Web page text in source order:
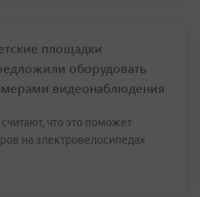
площадки
оборудовать
видеонаблюдения
что это поможет
на электровелосипедах